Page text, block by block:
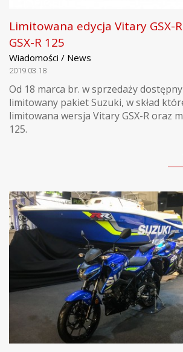
Limitowana edycja Vitary GSX-
GSX-R 125
Wiadomości / News
2019.03.18
Od 18 marca br. w sprzedaży
limitowany pakiet Suzuki, w skład
limitowana wersja Vitary GSX-R oraz
125.